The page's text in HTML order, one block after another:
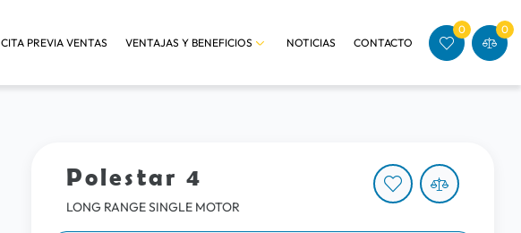
CITA PREVIA VENTAS VENTAJAS Y BENEFICIOS NOTICIAS CONTACTO
0 0
Polestar 4
LONG RANGE SINGLE MOTOR